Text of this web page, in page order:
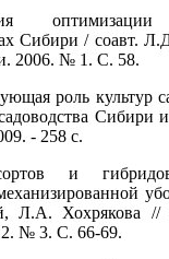
оптимизации
Сибири / соавт.
2006. № 1. С. 58.
роль культур
Сибири
- 258 с.
и
Л.А. Хохрякова //
№ 3. С. 66-69.